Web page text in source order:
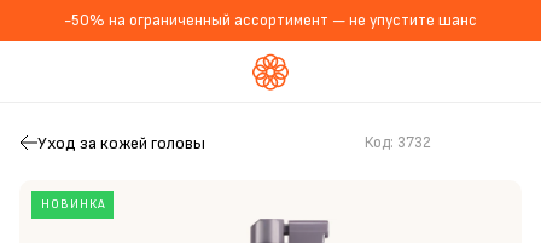
-50% на ограниченный ассортимент — не упустите шанс
Уход за кожей головы
НОВИНКА
Код: 3732